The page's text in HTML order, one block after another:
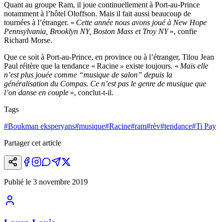
Quant au groupe Ram, il joue continuellement à Port-au-Prince
notamment à l’hôtel Oloffson. Mais il fait aussi beaucoup de
tournées à l’étranger. « Cette année nous avons joué à New Hope
Pennsylvania, Brooklyn NY, Boston Mass et Troy NY», confie
Richard Morse.
Que ce soit à Port-au-Prince, en province ou à l’étranger, Tilou Jean
Paul réitère que la tendance « Racine » existe toujours. « Mais elle
n’est plus jouée comme “musique de salon” depuis la
généralisation du Compas. Ce n’est pas le genre de musique que
l’on danse en couple », conclut-t-il.
Tags
#Boukman eksperyans#musique#Racine#ram#rèv#tendance#Ti Pay
Partager cet article
Publié le 3 novembre 2019